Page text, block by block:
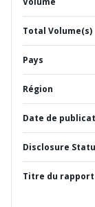
Total Volume(s)
Pays
Région
Date de
Disclosure
Titre du rapport